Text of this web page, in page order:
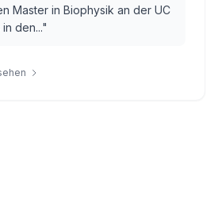
Master in Biophysik an der UC
den..."